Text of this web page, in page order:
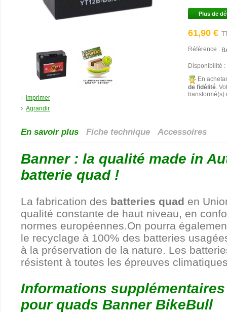
Imprimer
Agrandir
Plus de
61,90 €
Référence :
Disponibilité :
En
de fidélité.
En savoir plus Fiche technique Accessoires
Banner : la qualité made in
batterie quad !
La fabrication des batteries quad en
qualité constante de haut niveau, en
normes européennes.On pourra
le recyclage à 100% des batteries
à la préservation de la nature. Les
résistent à toutes les épreuves
Informations
pour quads Banner BikeBull